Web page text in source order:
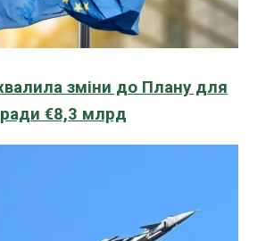
зміни до Плану для
€8,3 млрд